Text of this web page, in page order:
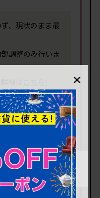
、現状のまま最
調整のみ行いま
供するために状態の
おりません。どう
にて承ります。(別
ず現状のままでの
×